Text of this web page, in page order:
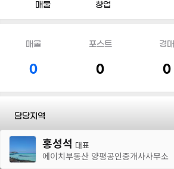
매물 창업
매물
0
포스트
0
경매
0
담당지역
홍성석 대표
에이치부동산 양평공인중개사사무소